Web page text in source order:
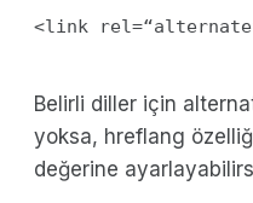
Belirli diller için
yoksa, hreflang
değerine